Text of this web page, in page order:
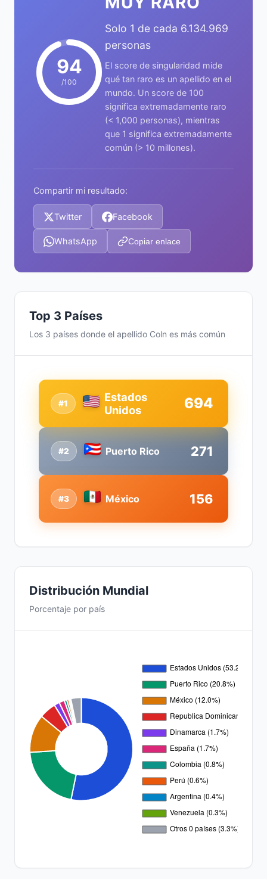
94
/100
Solo 1 de cada 6.134.969
personas
El score de singularidad mide
qué tan raro es un apellido en el
mundo. Un score de 100
significa extremadamente raro
(< 1,000 personas), mientras
que 1 significa extremadamente
común (> 10 millones).
Compartir mi resultado:
Twitter Facebook
WhatsApp Copiar enlace
Top 3 Países
Los 3 países donde el apellido Coln es más común
#2 Puerto Rico 271
#1
Estados
Unidos
694
#3 México 156
Distribución Mundial
Porcentaje por país